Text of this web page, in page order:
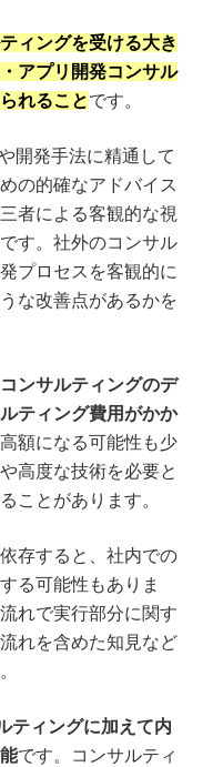
ィングを受ける大き
アプリ開発コンサル
れることです。
開発手法に精通して
の的確なアドバイス
者による客観的な視
す。社外のコンサル
プロセスを客観的に
な改善点があるかを
ンサルティングのデ
ティング費用がかか
額になる可能性も少
高度な技術を必要と
ことがあります。
存すると、社内での
る可能性もありま
れで実行部分に関す
れを含めた知見など
ティングに加えて内
です。コンサルティ